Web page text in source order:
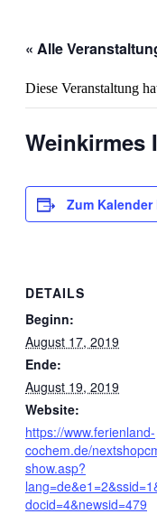
« Alle
Diese Veranstaltung
Weinkirmes
Zum
DETAILS
Beginn:
August 17, 2019
Ende:
August 19, 2019
Website:
https://www.ferienland-
cochem.de/
show.asp?
docid=4&newsid=479